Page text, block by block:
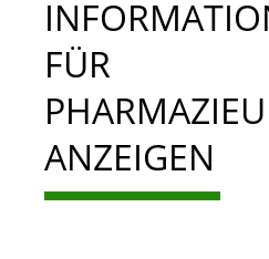
FÜR
ANZEIGEN